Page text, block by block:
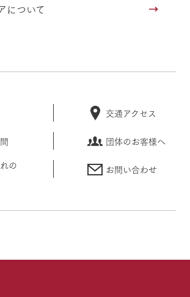
について
交通アクセス
団体のお客様へ
の
お問い合わせ